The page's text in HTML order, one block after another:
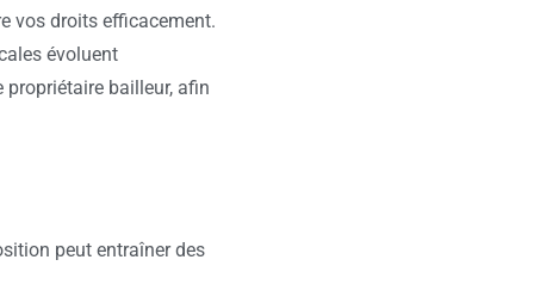
vos droits efficacement.
évoluent
bailleur, afin
peut entraîner des